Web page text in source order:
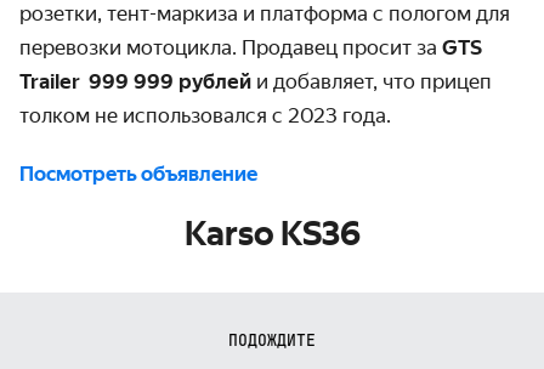
розетки, тент-маркиза и платформа с пологом для
перевозки мотоцикла. Продавец просит за GTS
Trailer 999 999 рублей и добавляет, что прицеп
толком не использовался с 2023 года.
Посмотреть объявление
Karso KS36
ПОДОЖДИТЕ